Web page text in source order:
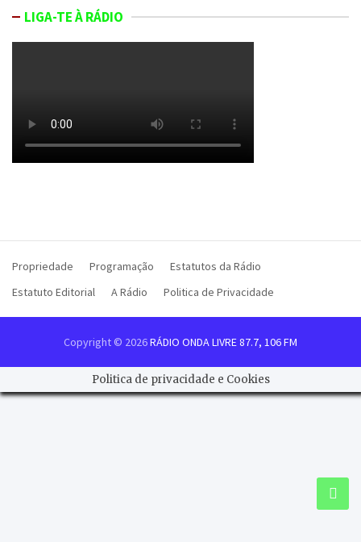
LIGA-TE À RÁDIO
Propriedade Programação
Estatutos da Rádio
Estatuto Editorial
A Rádio Politica de Privacidade
Copyright © 2026RÁDIO ONDA LIVRE 87.7, 106 FM
Politica de privacidade e Cookies